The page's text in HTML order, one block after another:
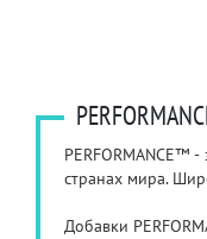
PERFORMANCE™
странах мира.
Добавки